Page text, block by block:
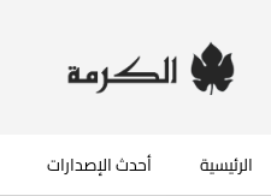
الرئيسية أحدث الإصدارات